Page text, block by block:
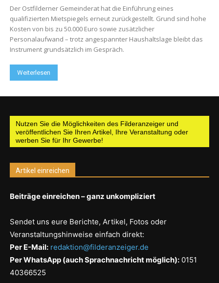
Der Ostfilderner Gemeinderat hat die Einführung eines
qualifizierten Mietspiegels erneut zurückgestellt. Grund sind hohe
Kosten von bis zu 50.000 Euro sowie zusätzlicher
Personalaufwand – trotz angespannter Haushaltslage bleibt das
Instrument grundsätzlich im Gespräch.
Weiterlesen
Nutzen Sie die Möglichkeiten des Filderanzeiger und
veröffentlichen Sie Ihren Artikel, Ihre Veranstaltung oder
werben Sie für Ihr Gewerbe!
Artikel einreichen
Beiträge einreichen – ganz unkompliziert
Sendet uns eure Berichte, Artikel, Fotos oder
Veranstaltungshinweise einfach direkt:
Per E-Mail: redaktion@filderanzeiger.de
Per WhatsApp (auch Sprachnachricht möglich): 0151
40366525